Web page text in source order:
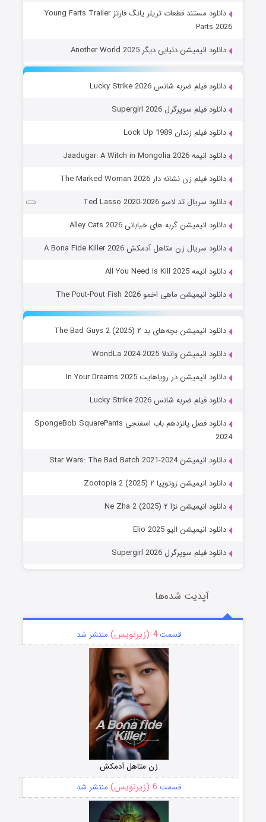
دانلود مستند قطعات تریلر یانگ فارتز Young Farts Trailer
Parts 2026
دانلود انیمیشن دنیایی دیگر Another World 2025
دانلود فیلم ضربه شانس Lucky Strike 2026
دانلود فیلم سوپرگرل Supergirl 2026
دانلود فیلم زندان Lock Up 1989
دانلود انیمه Jaadugar: A Witch in Mongolia 2026
دانلود فیلم زن نشانه دار The Marked Woman 2026
دانلود سریال تد لاسو Ted Lasso 2020-2026
دانلود انیمیشن گربه های خیابانی Alley Cats 2026
دانلود سریال زن متاهل آدمکش A Bona Fide Killer 2026
دانلود انیمه All You Need Is Kill 2025
دانلود انیمیشن ماهی اخمو The Pout-Pout Fish 2026
دانلود انیمیشن بچه‌های بد ۲ The Bad Guys 2 (2025)
دانلود انیمیشن واندلا WondLa 2024-2025
دانلود انیمیشن در رویاهایت In Your Dreams 2025
دانلود فیلم ضربه شانس Lucky Strike 2026
دانلود فصل پانزدهم باب اسفنجی SpongeBob SquarePants
2024
دانلود انیمیشن Star Wars: The Bad Batch 2021-2024
دانلود انیمیشن زوتوپیا ۲ Zootopia 2 (2025)
دانلود انیمیشن نژا ۲ Ne Zha 2 (2025)
دانلود انیمیشن الیو Elio 2025
دانلود فیلم سوپرگرل Supergirl 2026
آپدیت شده‌ها
قسمت4 (زیرنویس) منتشر شد
زن متاهل آدمکش
قسمت 6 (زیرنویس) منتشر شد